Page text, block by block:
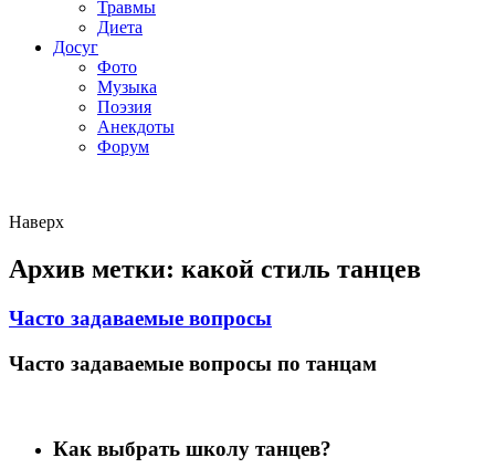
Травмы
Диета
Досуг
Фото
Музыка
Поэзия
Анекдоты
Форум
Наверх
Архив метки: какой стиль танцев
Часто задаваемые вопросы
Часто задаваемые вопросы по танцам
Как выбрать школу танцев?